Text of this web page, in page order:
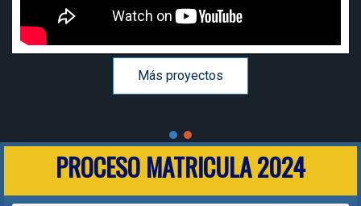
Más proyectos
PROCESO MATRICULA 2024